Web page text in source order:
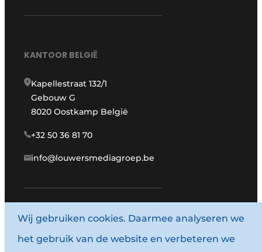
KANTOOR BELGIË
Kapellestraat 132/1
Gebouw G
8020 Oostkamp België
+32 50 36 81 70
info@louwersmediagroep.be
www.louwersmediagroep.com
© 1987 - 2026 Louwersmediagroep.
Wij gebruiken cookies. Daarmee analyseren we
het gebruik van de website en verbeteren we